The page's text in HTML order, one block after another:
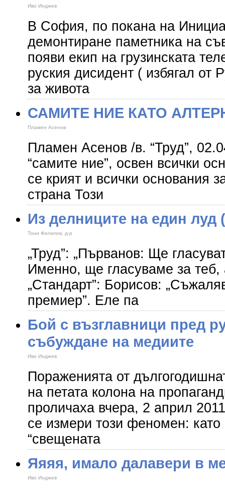
Иво Инджев
В София, по покана на
демонтиране паметника на
появи екип на грузинската
руския дисидент ( избягал от
за живота
САМИТЕ НИЕ КАТО
Пламен Асенов
Пламен Асенов /в. “Труд”,
“самите ние”, освен всички
се крият и всички основания
страна Този
Из делниците на един луд
Тони Филипов, д-р
„Труд”: „Първанов: Ще
Именно, ще гласуваме за теб,
„Стандарт”: Борисов:
премиер”. Еле па
Бой с възглавници пред
събуждане на медиите
Иво Инджев
Пораженията от
на петата колона на
проличаха вчера, 2 април
се измери този феномен: като
“свещената
Яяяя, имало далавери в
Иво Инджев